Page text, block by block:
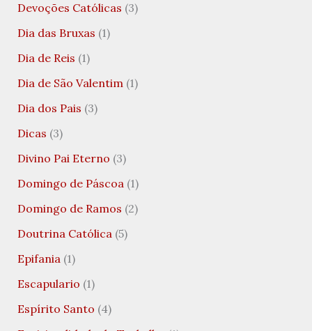
Devoções Católicas (3)
Dia das Bruxas (1)
Dia de Reis (1)
Dia de São Valentim(1)
Dia dos Pais (3)
Dicas (3)
Divino Pai Eterno (3)
Domingo de Páscoa(1)
Domingo de Ramos (2)
Doutrina Católica(5)
Epifania(1)
Escapulario (1)
Espírito Santo (4)